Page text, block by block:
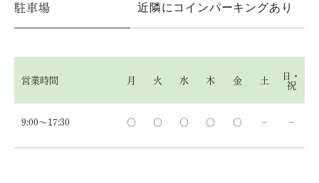
駐車場 近隣にコインパーキングあり
営業時間 月 火 水 木 金 土
日・
祝
9:00～17:30 ○ ○ ○ ○ ○ – –